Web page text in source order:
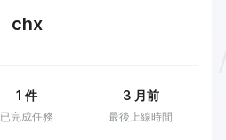
chx
已完成任務
1 件
最後上線時間
3 月前